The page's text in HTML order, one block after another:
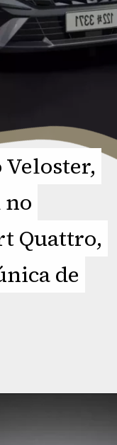
Veloster,
Quattro,
de
Veloster,
Quattro,
de